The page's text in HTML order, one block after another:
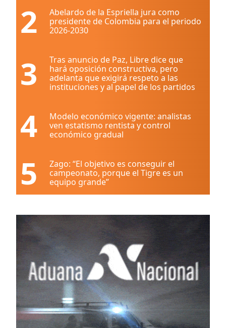
2
Abelardo de la Espriella jura como
presidente de Colombia para el periodo
2026-2030
3
Tras anuncio de Paz, Libre dice que
hará oposición constructiva, pero
adelanta que exigirá respeto a las
instituciones y al papel de los partidos
4
Modelo económico vigente: analistas
ven estatismo rentista y control
económico gradual
5
Zago: “El objetivo es conseguir el
campeonato, porque el Tigre es un
equipo grande”